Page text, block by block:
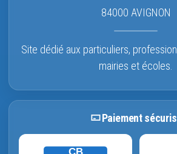
84000 AVIGNON
Site dédié aux particuliers,
mairies et écoles.
Paiement